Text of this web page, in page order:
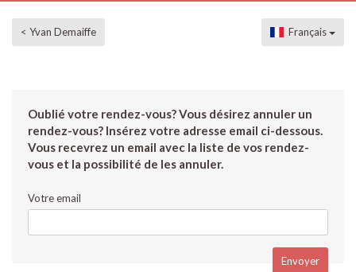
< Yvan Demaiffe Français
Oublié votre rendez-vous? Vous désirez annuler un
rendez-vous? Insérez votre adresse email ci-dessous.
Vous recevrez un email avec la liste de vos rendez-
vous et la possibilité de les annuler.
Votre email